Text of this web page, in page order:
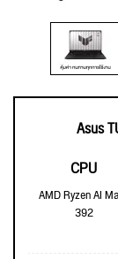
Asus
CPU
AMD Ryzen AI
392